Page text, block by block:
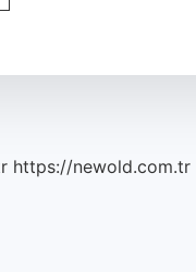
https://newold.com.tr